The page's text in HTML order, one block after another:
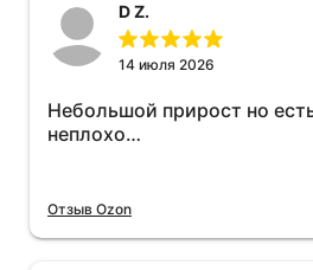
D Z.
14 июля 2026
Небольшой прирост но
неплохо…
Отзыв Ozon